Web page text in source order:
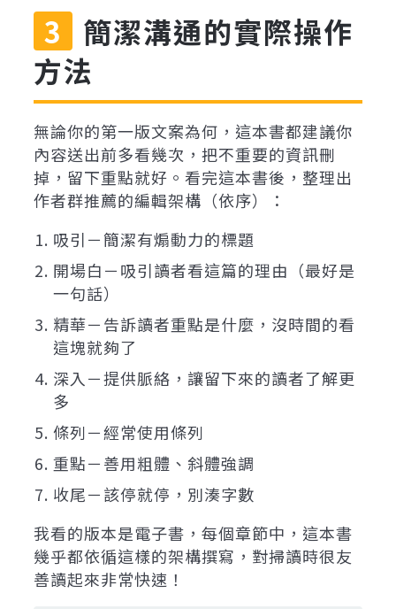
簡潔溝通的實際操作
方法
無論你的第一版文案為何，這本書都建議你
內容送出前多看幾次，把不重要的資訊刪
掉，留下重點就好。看完這本書後，整理出
作者群推薦的編輯架構（依序）：
吸引－簡潔有煽動力的標題
開場白－吸引讀者看這篇的理由（最好是
一句話）
精華－告訴讀者重點是什麼，沒時間的看
這塊就夠了
深入－提供脈絡，讓留下來的讀者了解更
多
條列－經常使用條列
重點－善用粗體、斜體強調
收尾－該停就停，別湊字數
我看的版本是電子書，每個章節中，這本書
幾乎都依循這樣的架構撰寫，對掃讀時很友
善讀起來非常快速！